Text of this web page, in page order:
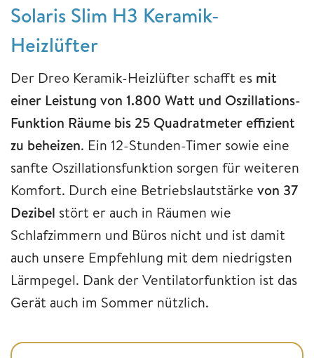
Solaris Slim H3 Keramik-
Heizlüfter
Der Dreo Keramik-Heizlüfter schafft es mit
einer Leistung von 1.800 Watt und Oszillations-
Funktion Räume bis 25 Quadratmeter effizient
zu beheizen. Ein 12-Stunden-Timer sowie eine
sanfte Oszillationsfunktion sorgen für weiteren
Komfort. Durch eine Betriebslautstärke von 37
Dezibel stört er auch in Räumen wie
Schlafzimmern und Büros nicht und ist damit
auch unsere Empfehlung mit dem niedrigsten
Lärmpegel. Dank der Ventilatorfunktion ist das
Gerät auch im Sommer nützlich.